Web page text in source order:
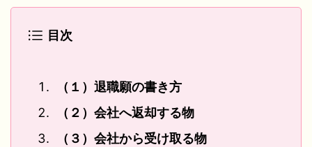
目次
（１）退職願の書き方
（２）会社へ返却する物
（３）会社から受け取る物